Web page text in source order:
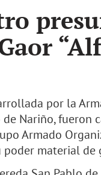
por la
Nariño, fueron
Armado
poder material